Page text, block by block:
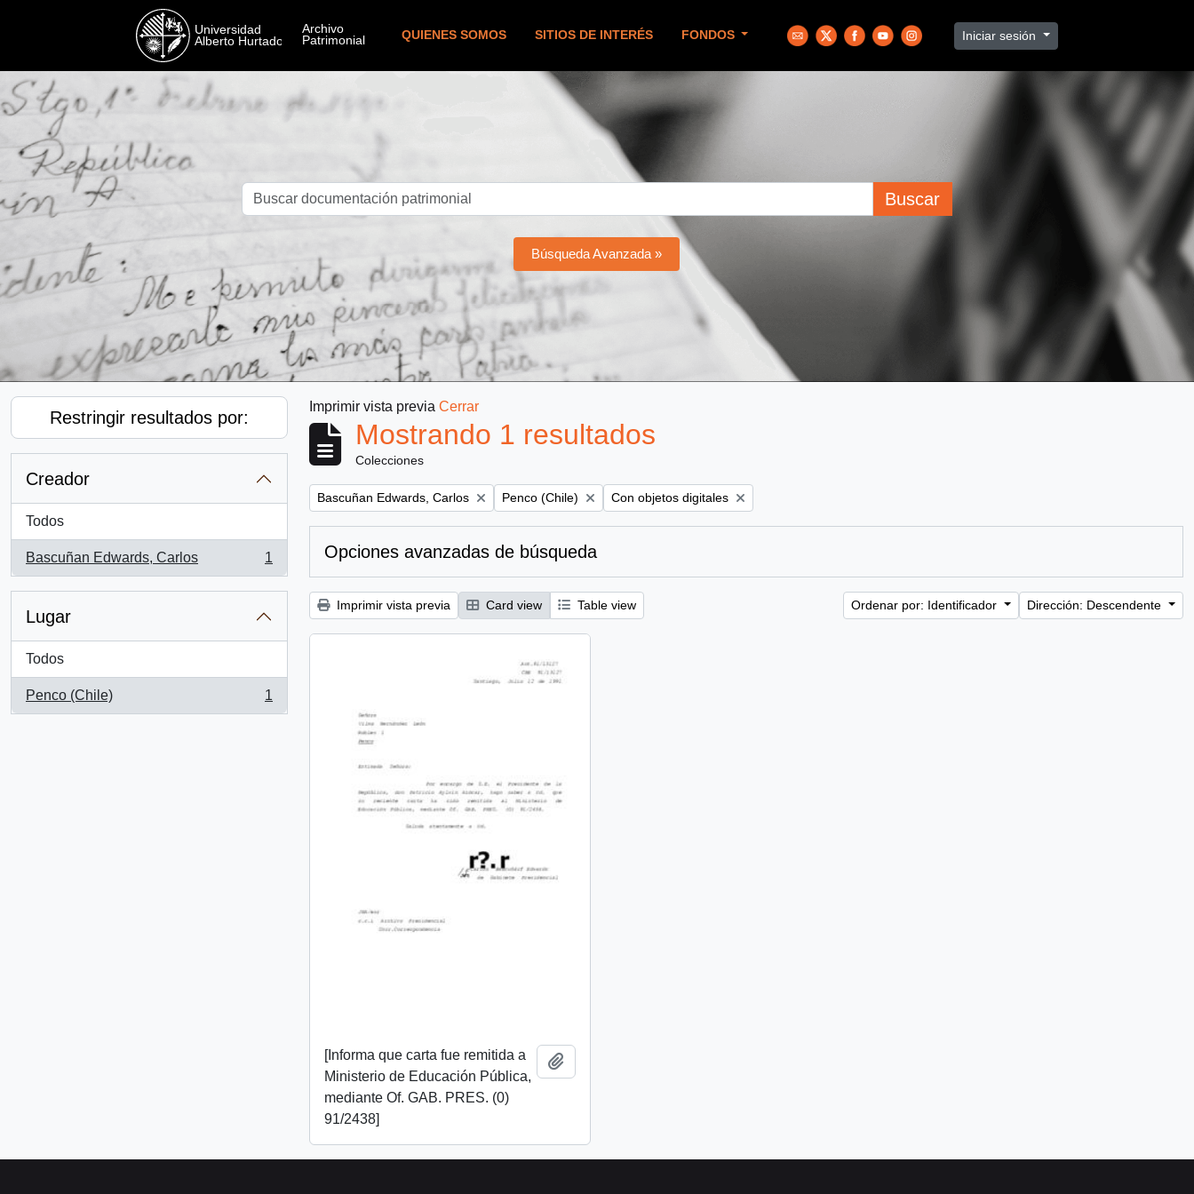
QUIENES SOMOS SITIOS DE INTERÉS FONDOS Iniciar sesión
Buscar
Búsqueda Avanzada »
Restringir resultados por:
Creador
Todos
Bascuñan Edwards, Carlos
, 1 resultados
1
Lugar
Todos
Penco (Chile)
, 1 resultados
1
Imprimir vista previa Cerrar
Mostrando 1 resultados
Colecciones
Remove filter:
Bascuñan Edwards, Carlos Remove filter:
Penco (Chile) Remove filter:
Con objetos digitales
Opciones avanzadas de búsqueda
Imprimir vista previa Card view Table view Ordenar por: Identificador Dirección: Descendente
[Informa que carta fue remitida a
Ministerio de Educación Pública,
mediante Of. GAB. PRES. (0)
91/2438]